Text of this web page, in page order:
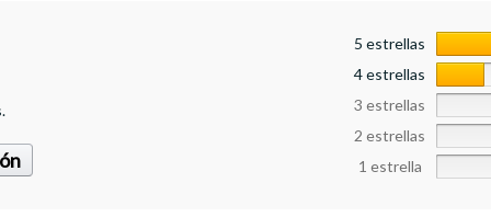
5 estrellas
4 estrellas
3 estrellas
2 estrellas
1 estrella